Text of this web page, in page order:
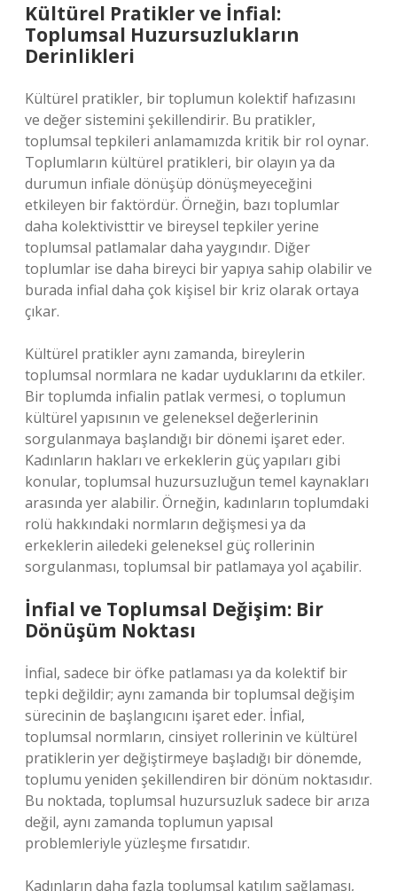
Kültürel Pratikler ve İnfial:
Toplumsal Huzursuzlukların
Derinlikleri
Kültürel pratikler, bir toplumun kolektif hafızasını
ve değer sistemini şekillendirir. Bu pratikler,
toplumsal tepkileri anlamamızda kritik bir rol oynar.
Toplumların kültürel pratikleri, bir olayın ya da
durumun infiale dönüşüp dönüşmeyeceğini
etkileyen bir faktördür. Örneğin, bazı toplumlar
daha kolektivisttir ve bireysel tepkiler yerine
toplumsal patlamalar daha yaygındır. Diğer
toplumlar ise daha bireyci bir yapıya sahip olabilir ve
burada infial daha çok kişisel bir kriz olarak ortaya
çıkar.
Kültürel pratikler aynı zamanda, bireylerin
toplumsal normlara ne kadar uyduklarını da etkiler.
Bir toplumda infialin patlak vermesi, o toplumun
kültürel yapısının ve geleneksel değerlerinin
sorgulanmaya başlandığı bir dönemi işaret eder.
Kadınların hakları ve erkeklerin güç yapıları gibi
konular, toplumsal huzursuzluğun temel kaynakları
arasında yer alabilir. Örneğin, kadınların toplumdaki
rolü hakkındaki normların değişmesi ya da
erkeklerin ailedeki geleneksel güç rollerinin
sorgulanması, toplumsal bir patlamaya yol açabilir.
İnfial ve Toplumsal Değişim: Bir
Dönüşüm Noktası
İnfial, sadece bir öfke patlaması ya da kolektif bir
tepki değildir; aynı zamanda bir toplumsal değişim
sürecinin de başlangıcını işaret eder. İnfial,
toplumsal normların, cinsiyet rollerinin ve kültürel
pratiklerin yer değiştirmeye başladığı bir dönemde,
toplumu yeniden şekillendiren bir dönüm noktasıdır.
Bu noktada, toplumsal huzursuzluk sadece bir arıza
değil, aynı zamanda toplumun yapısal
problemleriyle yüzleşme fırsatıdır.
Kadınların daha fazla toplumsal katılım sağlaması,